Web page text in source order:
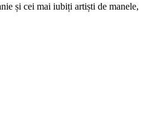
și cei mai iubiți artiști de manele,